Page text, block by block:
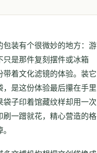
包装有个很微妙的地方：游
只是那件复刻摆件或冰箱
带着文化滤镜的体验。装它
，是这份体验最后攥在手里
袋子印着馆藏纹样却用一次
刷一蹭就花，精心营造的格